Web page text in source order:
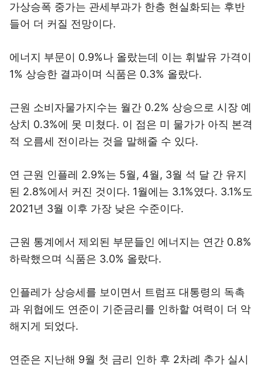
가상승폭 중가는 관세부과가 한층 현실화되는 후반
들어 더 커질 전망이다.
에너지 부문이 0.9%나 올랐는데 이는 휘발유 가격이
1% 상승한 결과이며 식품은 0.3% 올랐다.
근원 소비자물가지수는 월간 0.2% 상승으로 시장 예
상치 0.3%에 못 미쳤다. 이 점은 미 물가가 아직 본격
적 오름세 전이라는 것을 말해줄 수 있다.
연 근원 인플레 2.9%는 5월, 4월, 3월 석 달 간 유지
된 2.8%에서 커진 것이다. 1월에는 3.1%였다. 3.1%도
2021년 3월 이후 가장 낮은 수준이다.
근원 통계에서 제외된 부문들인 에너지는 연간 0.8%
하락했으며 식품은 3.0% 올랐다.
인플레가 상승세를 보이면서 트럼프 대통령의 독촉
과 위협에도 연준이 기준금리를 인하할 여력이 더 악
해지게 되었다.
연준은 지난해 9월 첫 금리 인하 후 2차례 추가 실시